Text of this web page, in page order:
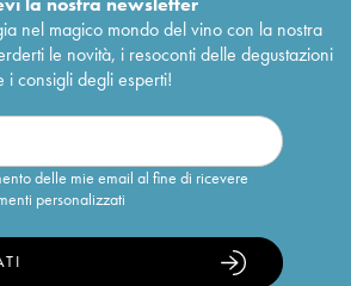
nel magico mondo del vino con la nostra
le novità, i resoconti delle degustazioni
i consigli degli esperti!
delle mie email al fine di ricevere
personalizzati